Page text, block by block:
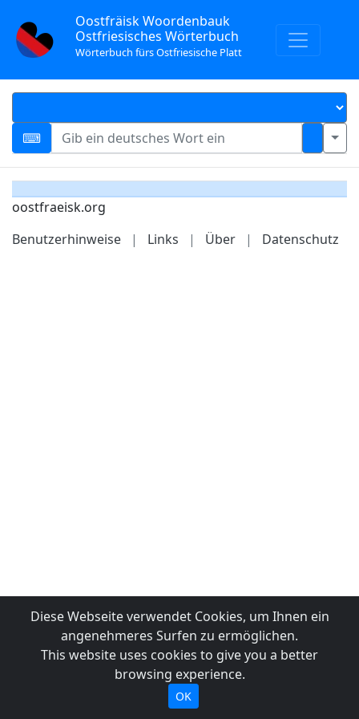
Oostfräisk Woordenbauk
Ostfriesisches Wörterbuch
Wörterbuch fürs Ostfriesische Platt
oostfraeisk.org
Benutzerhinweise
| Links | Über | Datenschutz
Diese Webseite verwendet Cookies, um Ihnen ein
angenehmeres Surfen zu ermöglichen.
This website uses cookies to give you a better
browsing experience.
OK